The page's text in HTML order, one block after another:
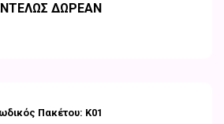
ΔΩΡΕΑΝ
Πακέτου: K01